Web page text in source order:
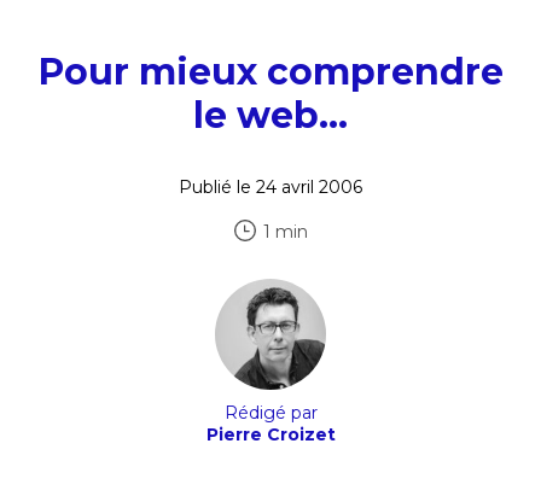
Pour mieux comprendre
le web…
Publié le 24 avril 2006
1 min
Rédigé par
Pierre Croizet